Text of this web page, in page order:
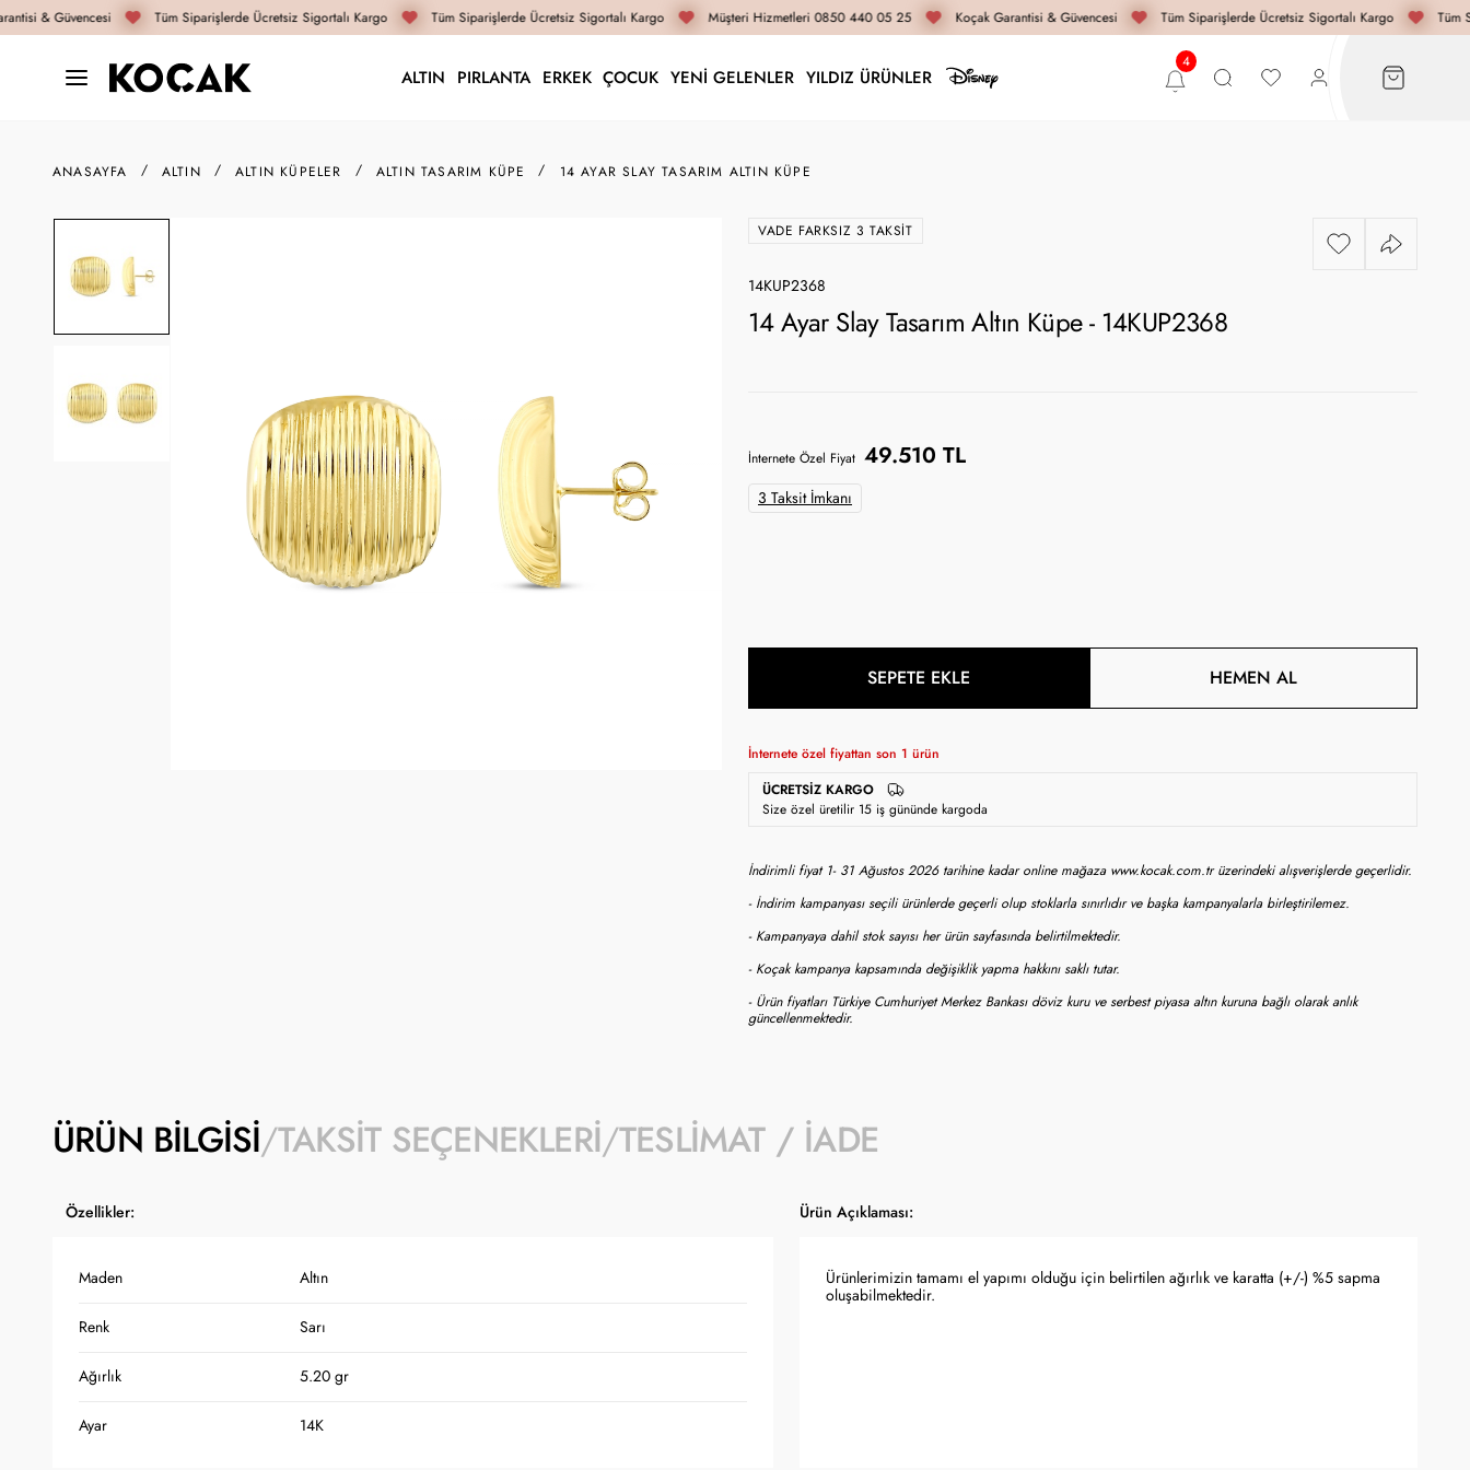
& Güvencesi Tüm Siparişlerde Ücretsiz Sigortalı Kargo Tüm Siparişlerde Ücretsiz Sigortalı Kargo Müşteri Hizmetleri 0850 440 05 25 Koçak Garantisi & Güvencesi Tüm Siparişlerde Ücretsiz Sigortalı Kargo Tüm
ALTIN PIRLANTA ERKEK ÇOCUK YENİ GELENLER YILDIZ ÜRÜNLER
ANASAYFA ALTIN ALTIN KÜPELER ALTIN TASARIM KÜPE 14 AYAR SLAY TASARIM ALTIN KÜPE
VADE FARKSIZ 3 TAKSIT
14KUP2368
14 Ayar Slay Tasarım Altın Küpe - 14KUP2368
İnternete Özel Fiyat 49.510 TL
3 Taksit İmkanı
SEPETE EKLE HEMEN AL
İnternete özel fiyattan son 1 ürün
ÜCRETSIZ KARGO
Size özel üretilir 15 iş gününde kargoda
İndirimli fiyat 1- 31 Ağustos 2026 tarihine kadar online mağaza www.kocak.com.tr üzerindeki alışverişlerde geçerlidir.
- İndirim kampanyası seçili ürünlerde geçerli olup stoklarla sınırlıdır ve başka kampanyalarla birleştirilemez.
- Kampanyaya dahil stok sayısı her ürün sayfasında belirtilmektedir.
- Koçak kampanya kapsamında değişiklik yapma hakkını saklı tutar.
- Ürün fiyatları Türkiye Cumhuriyet Merkez Bankası döviz kuru ve serbest piyasa altın kuruna bağlı olarak anlık
güncellenmektedir.
ÜRÜN BILGISI TAKSIT SEÇENEKLERI TESLIMAT / İADE
Özellikler: Ürün Açıklaması:
Maden Altın
Renk Sarı
Ağırlık 5.20 gr
Ayar 14K
Ürünlerimizin tamamı el yapımı olduğu için belirtilen ağırlık ve karatta (+/-) %5 sapma
oluşabilmektedir.